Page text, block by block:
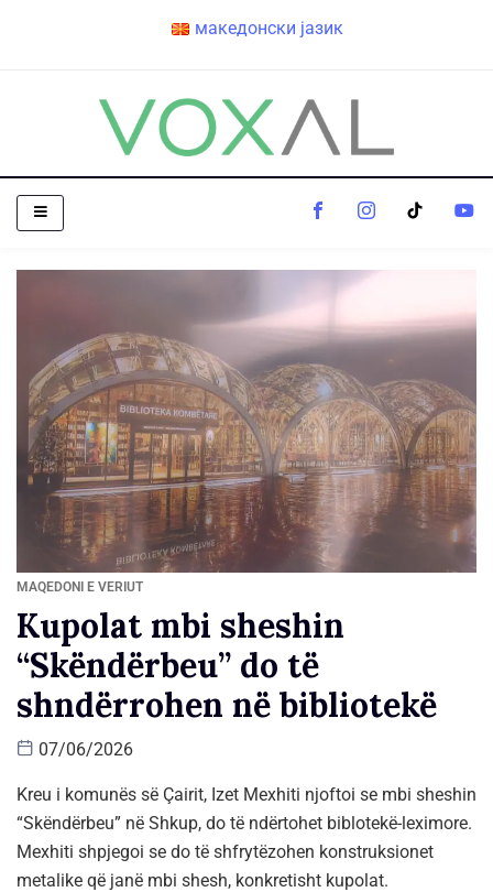
македонски јазик
MAQEDONI E VERIUT
Kupolat mbi sheshin
“Skëndërbeu” do të
shndërrohen në bibliotekë
07/06/2026
Kreu i komunës së Çairit, Izet Mexhiti njoftoi se mbi sheshin
“Skëndërbeu” në Shkup, do të ndërtohet biblotekë-leximore.
Mexhiti shpjegoi se do të shfrytëzohen konstruksionet
metalike që janë mbi shesh, konkretisht kupolat.